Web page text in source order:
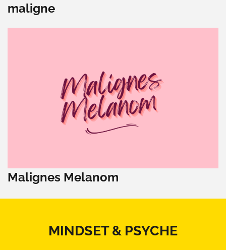
maligne
Malignes Melanom
MINDSET & PSYCHE